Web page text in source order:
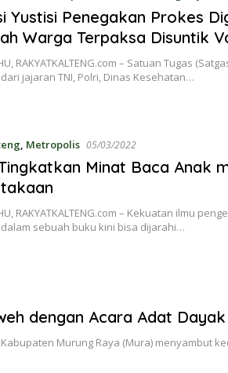
Yustisi Penegakan Prokes
Warga Terpaksa Disuntik
RAKYATKALTENG.com – Satuan Tugas
jajaran TNI, Polri, Dinas Kesehatan…
, Metropolis 05/03/2022
Minat Baca Anak
RAKYATKALTENG.com – Kekuatan ilmu
sebuah buku kini bisa dijarahi…
dengan Acara Adat Dayak
Kabupaten Murung Raya (Mura) menyambut